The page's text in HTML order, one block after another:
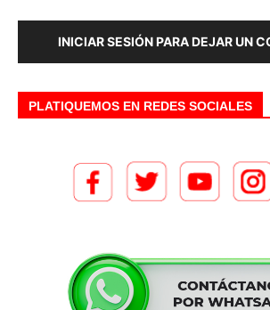
INICIAR SESIÓN PARA DEJAR UN
PLATIQUEMOS EN REDES SOCIALES